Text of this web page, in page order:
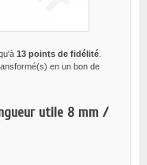
13 points de fidélité
en un bon de
utile 8 mm /